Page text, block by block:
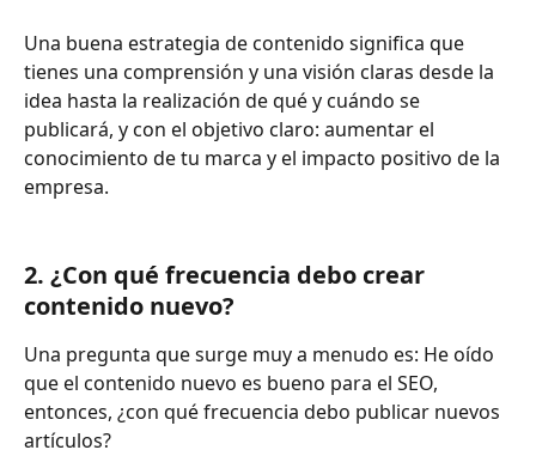
Una buena estrategia de contenido significa que
tienes una comprensión y una visión claras desde la
idea hasta la realización de qué y cuándo se
publicará, y con el objetivo claro: aumentar el
conocimiento de tu marca y el impacto positivo de la
empresa.
2. ¿Con qué frecuencia debo crear
contenido nuevo?
Una pregunta que surge muy a menudo es: He oído
que el contenido nuevo es bueno para el SEO,
entonces, ¿con qué frecuencia debo publicar nuevos
artículos?